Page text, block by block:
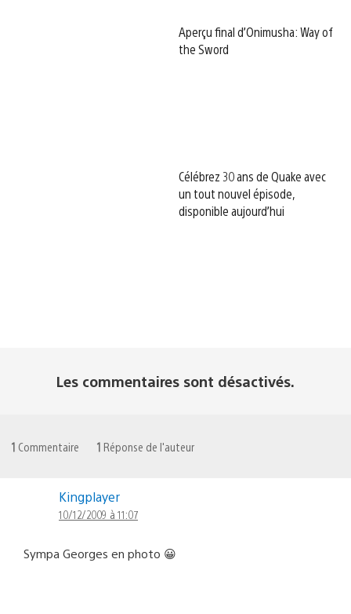
Aperçu final d’Onimusha: Way of
the Sword
Célébrez 30 ans de Quake avec
un tout nouvel épisode,
disponible aujourd’hui
Les commentaires sont désactivés.
1 Commentaire 1 Réponse de l'auteur
Kingplayer
10/12/2009 à 11:07
Sympa Georges en photo 😀